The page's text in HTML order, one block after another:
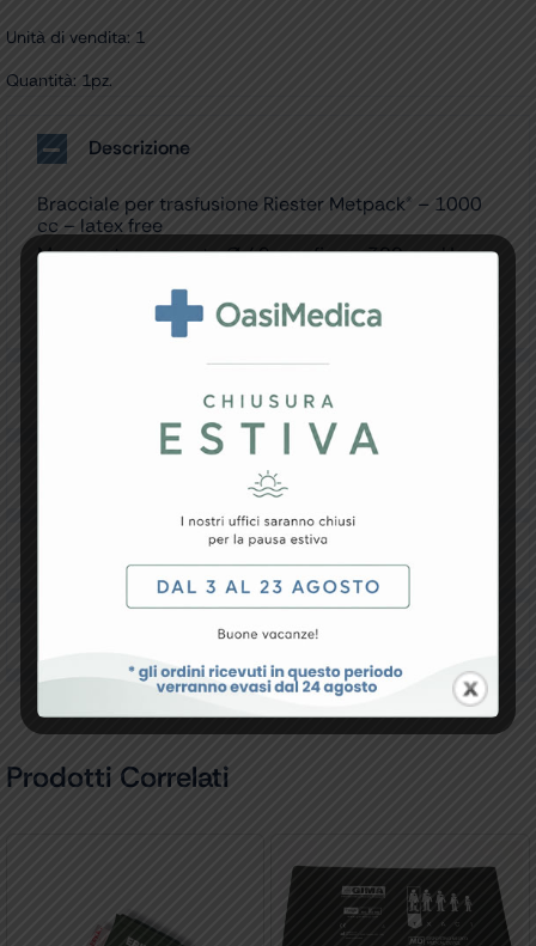
Unità di vendita: 1
Quantità: 1pz.
Descrizione
Bracciale per trasfusione Riester Metpack® – 1000
cc – latex free
Manometro cromato Ø 49 mm fino a 300 mmHg.
Bracciali resistenti, in cotone blu, lavabili a 60°
Produzione tedesca.
Specifiche Tecniche
Prodotti Correlati